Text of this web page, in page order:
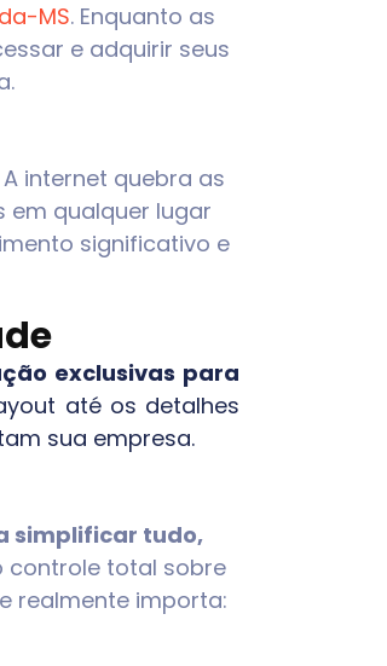
MS. Enquanto as
e adquirir seus
internet quebra as
em qualquer lugar
significativo e
exclusivas para
até os detalhes
sua empresa.
simplificar tudo,
controle total sobre
realmente importa: